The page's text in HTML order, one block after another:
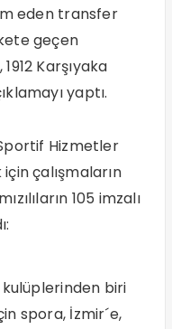
eden transfer
geçen
Karşıyaka
yaptı.
Sportif Hizmetler
çalışmaların
105 imzalı
kulüplerinden biri
spora, İzmir´e,